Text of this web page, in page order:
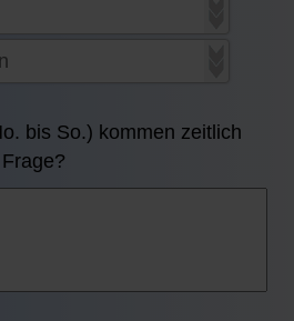
bis So.) kommen zeitlich